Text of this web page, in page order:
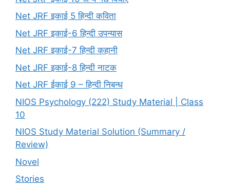
Net JRF इकाई 5 हिन्दी कविता
Net JRF इकाई-6 हिन्दी उपन्यास
Net JRF इकाई-7 हिन्दी कहानी
Net JRF इकाई-8 हिन्दी नाटक
Net JRF ईकाई 9 – हिन्दी निबन्ध
NIOS Psychology (222) Study Material | Class
10
NIOS Study Material Solution (Summary /
Review)
Novel
Stories